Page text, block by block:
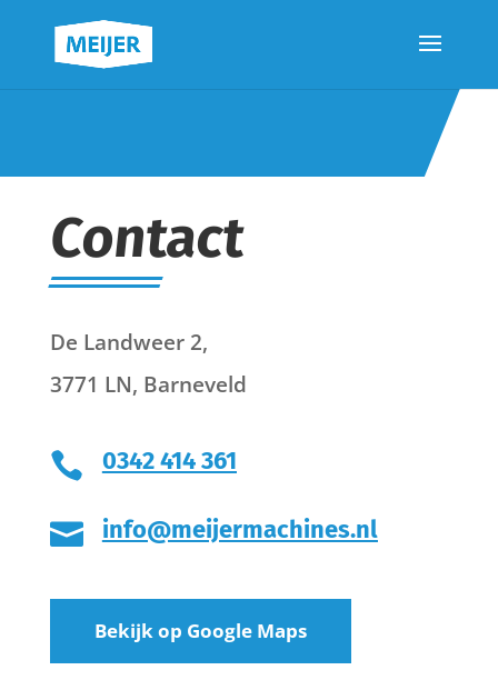
Contact
De Landweer 2,
3771 LN, Barneveld
 0342 414 361
 info@meijermachines.nl
Bekijk op Google Maps